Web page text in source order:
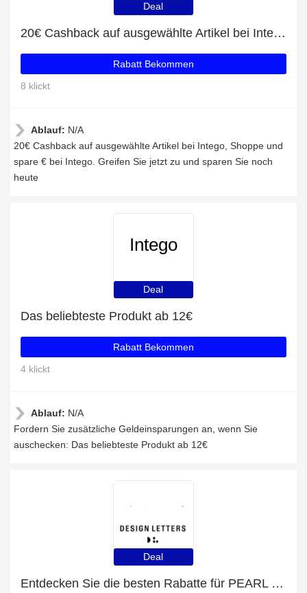
Deal
20€ Cashback auf ausgewählte Artikel bei Intego
Rabatt Bekommen
8 klickt
Ablauf: N/A
20€ Cashback auf ausgewählte Artikel bei Intego, Shoppe und
spare € bei Intego. Greifen Sie jetzt zu und sparen Sie noch
heute
Intego
Deal
Das beliebteste Produkt ab 12€
Rabatt Bekommen
4 klickt
Ablauf: N/A
Fordern Sie zusätzliche Geldeinsparungen an, wenn Sie
auschecken: Das beliebteste Produkt ab 12€
Deal
Entdecken Sie die besten Rabatte für PEARL DROP DOUBLE HOOP mit bis zu 42% Rabatt